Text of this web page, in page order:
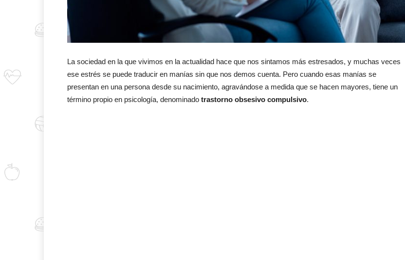
Cuídate
La sociedad en la que vivimos en la actualidad hace que nos sintamos más estresados, y muchas veces
ese estrés se puede traducir en manías sin que nos demos cuenta. Pero cuando esas manías se
presentan en una persona desde su nacimiento, agravándose a medida que se hacen mayores, tiene un
término propio en psicología, denominado trastorno obsesivo compulsivo.